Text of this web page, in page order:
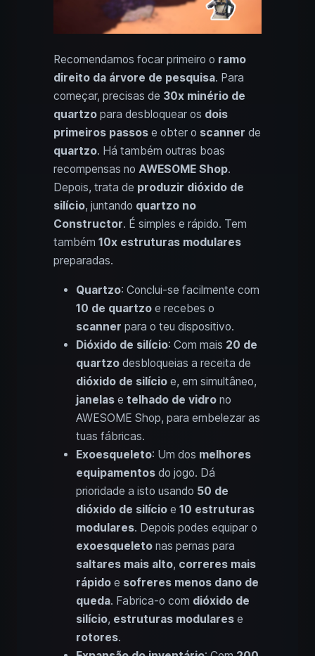
Recomendamos focar primeiro o ramo
direito da árvore de pesquisa. Para
começar, precisas de 30x minério de
quartzo para desbloquear os dois
primeiros passos e obter o scanner de
quartzo. Há também outras boas
recompensas no AWESOME Shop.
Depois, trata de produzir dióxido de
silício, juntando quartzo no
Constructor. É simples e rápido. Tem
também 10x estruturas modulares
preparadas.
Quartzo: Conclui-se facilmente com
10 de quartzo e recebes o
scanner para o teu dispositivo.
Dióxido de silício: Com mais 20 de
quartzo desbloqueias a receita de
dióxido de silício e, em simultâneo,
janelas e telhado de vidro no
AWESOME Shop, para embelezar as
tuas fábricas.
Exoesqueleto: Um dos melhores
equipamentos do jogo. Dá
prioridade a isto usando 50 de
dióxido de silício e 10 estruturas
modulares. Depois podes equipar o
exoesqueleto nas pernas para
saltares mais alto, correres mais
rápido e sofreres menos dano de
queda. Fabrica-o com dióxido de
silício, estruturas modulares e
rotores.